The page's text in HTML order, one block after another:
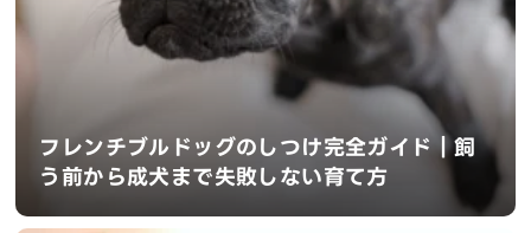
フレンチブルドッグのしつけ完全ガイド｜飼
う前から成犬まで失敗しない育て方